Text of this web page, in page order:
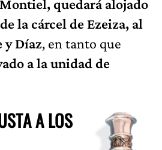
quedará alojado
la cárcel de Ezeiza, al
y Díaz, en tanto que
a la unidad de
A LOS